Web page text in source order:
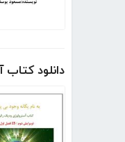
دانلود کتاب